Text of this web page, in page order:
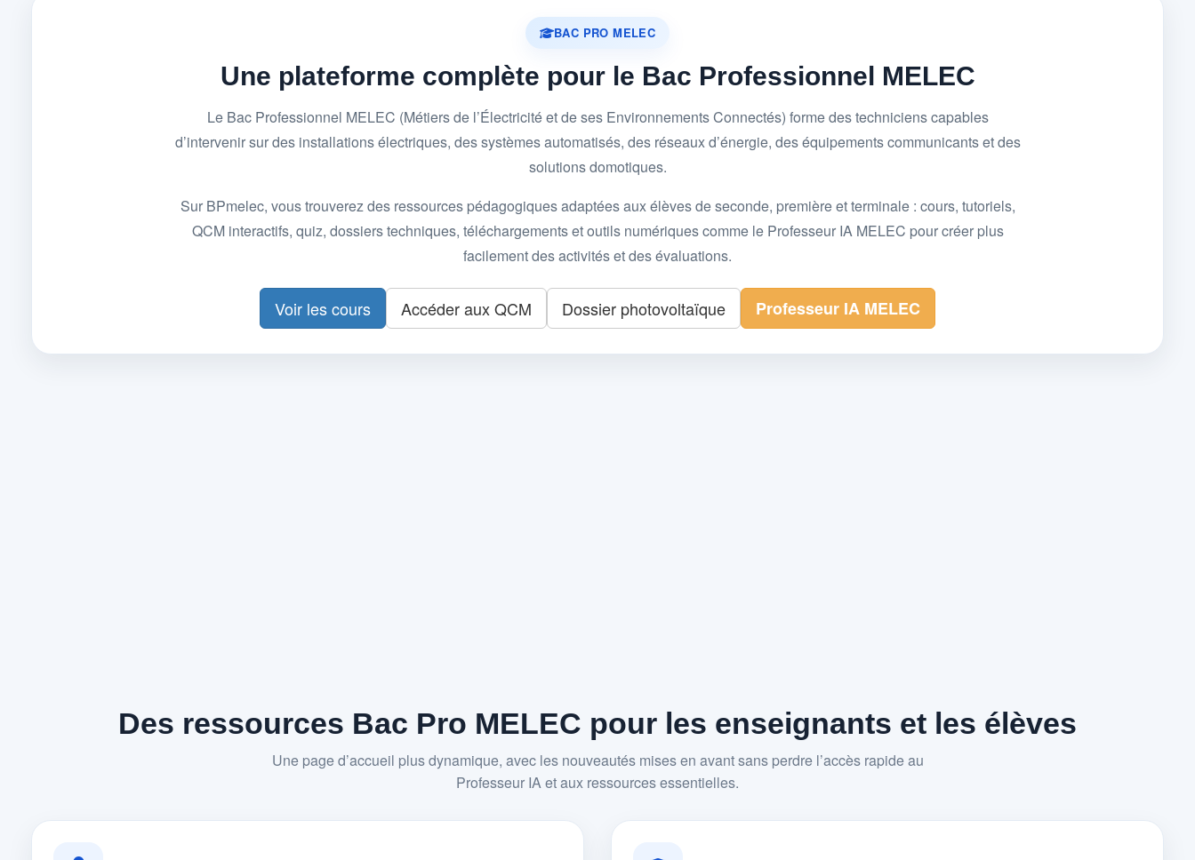
BAC PRO MELEC
Une plateforme complète pour le Bac Professionnel MELEC
Le Bac Professionnel MELEC (Métiers de l’Électricité et de ses Environnements Connectés) forme des techniciens capables
d’intervenir sur des installations électriques, des systèmes automatisés, des réseaux d’énergie, des équipements communicants et des
solutions domotiques.
Sur BPmelec, vous trouverez des ressources pédagogiques adaptées aux élèves de seconde, première et terminale : cours, tutoriels,
QCM interactifs, quiz, dossiers techniques, téléchargements et outils numériques comme le Professeur IA MELEC pour créer plus
facilement des activités et des évaluations.
Voir les cours Accéder aux QCM Dossier photovoltaïque Professeur IA MELEC
Des ressources Bac Pro MELEC pour les enseignants et les élèves
Une page d’accueil plus dynamique, avec les nouveautés mises en avant sans perdre l’accès rapide au
Professeur IA et aux ressources essentielles.